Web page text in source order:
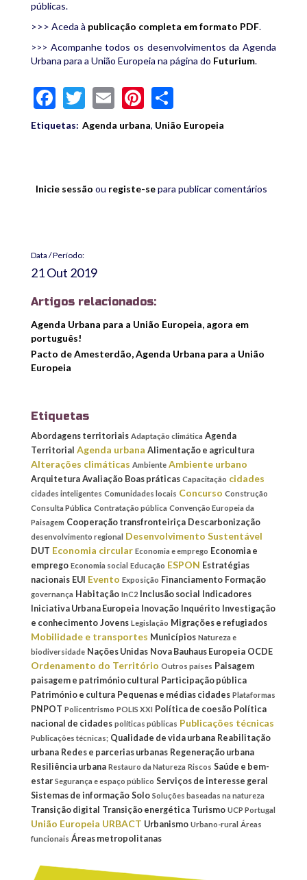
públicas.
>>> Aceda à publicação completa em formato PDF.
>>> Acompanhe todos os desenvolvimentos da Agenda
Urbana para a União Europeia na página do Futurium.
Facebook
Twitter
EmailPinterest
Etiquetas: Agenda urbana, União Europeia
Inicie sessão ou registe-separa publicar comentários
Data / Período:
21 Out 2019
Artigos relacionados:
Agenda Urbana para a União Europeia, agora em
português!
Pacto de Amesterdão, Agenda Urbana para a União
Europeia
Etiquetas
Abordagens territoriais Adaptação climática Agenda
Territorial Agenda urbana Alimentação e agricultura
Alterações climáticas Ambiente Ambiente urbano
Arquitetura Avaliação Boas práticas Capacitação cidades
cidades inteligentes Comunidades locais Concurso Construção
Consulta Pública Contratação pública Convenção Europeia da
Paisagem Cooperação transfronteiriça Descarbonização
desenvolvimento regional Desenvolvimento Sustentável
DUT Economia circular Economia e emprego Economia e
emprego Economia social Educação ESPON Estratégias
nacionais EUI Evento Exposição Financiamento Formação
governança Habitação InC2 Inclusão social Indicadores
Iniciativa Urbana Europeia Inovação Inquérito Investigação
e conhecimento Jovens Legislação Migrações e refugiados
Mobilidade e transportes Municípios Natureza e
biodiversidade Nações Unidas Nova Bauhaus Europeia OCDE
Ordenamento do Território Outros países Paisagem
paisagem e património cultural Participação pública
Património e cultura Pequenas e médias cidades Plataformas
PNPOT Policentrismo POLIS XXI Política de coesão Política
nacional de cidades políticas públicas Publicações técnicas
Publicações técnicas; Qualidade de vida urbana Reabilitação
urbana Redes e parcerias urbanas Regeneração urbana
Resiliência urbana Restauro da Natureza Riscos Saúde e bem-
estar Segurança e espaço público Serviços de interesse geral
Sistemas de informação Solo Soluções baseadas na natureza
Transição digital Transição energética Turismo UCP Portugal
União Europeia URBACT Urbanismo Urbano-rural Áreas
funcionais Áreas metropolitanas